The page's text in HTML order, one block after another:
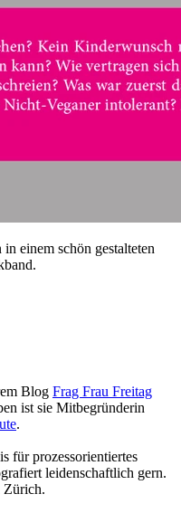
einem schön gestalteten
Blog Frag Frau Freitag
ist sie Mitbegründerin
.
für prozessorientiertes
leidenschaftlich gern.
Zürich.